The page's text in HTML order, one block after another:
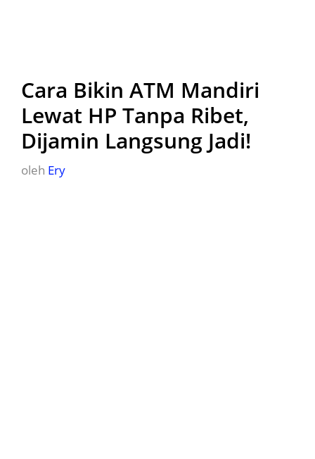
Cara Bikin ATM Mandiri
Lewat HP Tanpa Ribet,
Dijamin Langsung Jadi!
oleh Ery